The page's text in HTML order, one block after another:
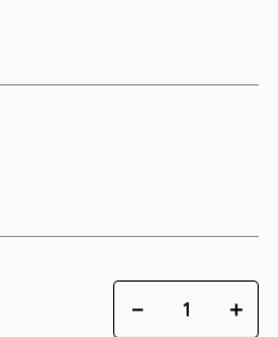
＋
－